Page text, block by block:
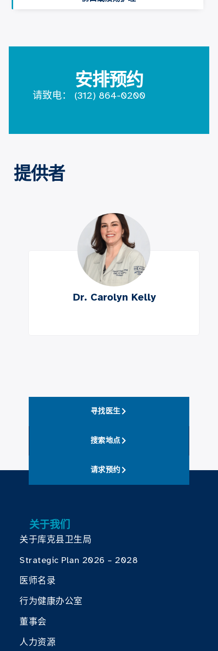
安排预约
请致电： (312) 864-0200
提供者
Dr. Carolyn Kelly
寻找医生
搜索地点
请求预约
关于我们
关于库克县卫生局
Strategic Plan 2026 – 2028
医师名录
行为健康办公室
董事会
人力资源